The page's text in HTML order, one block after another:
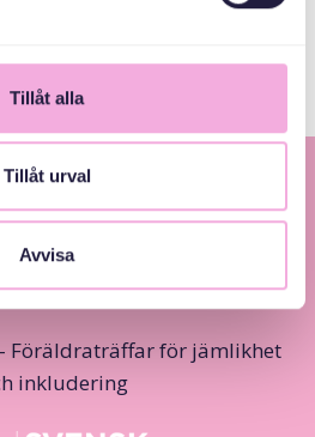
Tillåt alla
Tillåt urval
Avvisa
Föräldraträffar för jämlikhet
inkludering.